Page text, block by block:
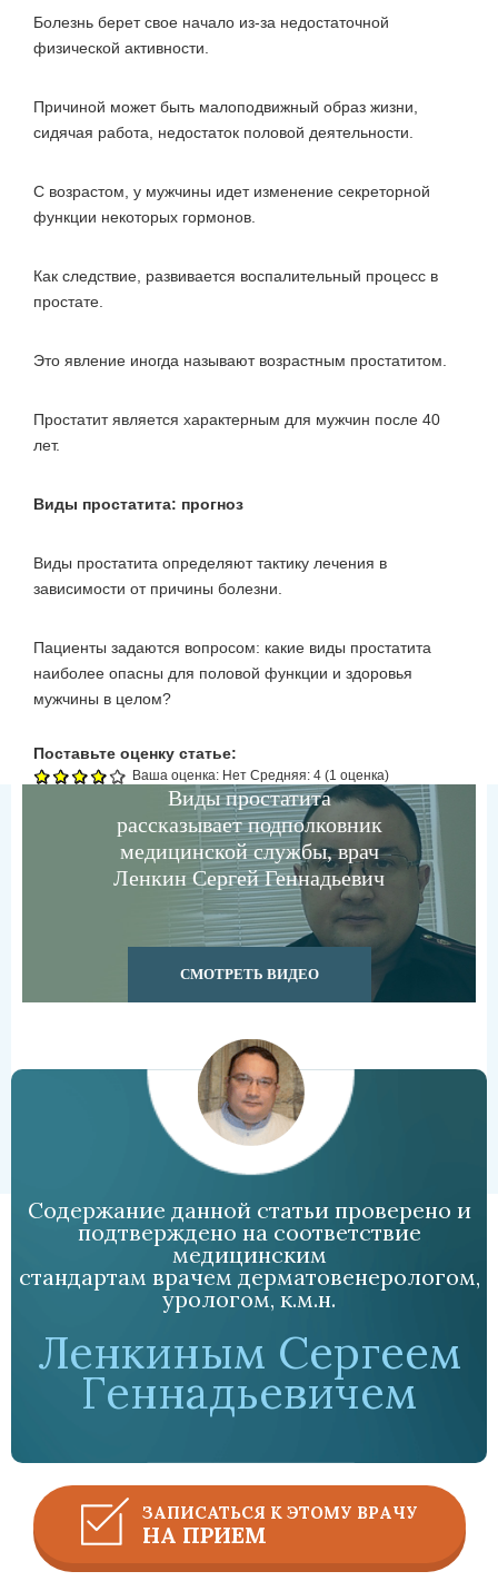
Болезнь берет свое начало из-за недостаточной
физической активности.
Причиной может быть малоподвижный образ жизни,
сидячая работа, недостаток половой деятельности.
С возрастом, у мужчины идет изменение секреторной
функции некоторых гормонов.
Как следствие, развивается воспалительный процесс в
простате.
Это явление иногда называют возрастным простатитом.
Простатит является характерным для мужчин после 40
лет.
Виды простатита: прогноз
Виды простатита определяют тактику лечения в
зависимости от причины болезни.
Пациенты задаются вопросом: какие виды простатита
наиболее опасны для половой функции и здоровья
мужчины в целом?
Поставьте оценку статье:
Ваша оценка: Нет Средняя: 4 (1 оценка)
Виды простатита
рассказывает подполковник
медицинской службы, врач
Ленкин Сергей Геннадьевич
СМОТРЕТЬ ВИДЕО
Содержание данной статьи проверено и
подтверждено на соответствие
медицинским
стандартам врачем дерматовенерологом,
урологом, к.м.н.
Ленкиным Сергеем
Геннадьевичем
ЗАПИСАТЬСЯ К ЭТОМУ ВРАЧУ
НА ПРИЕМ